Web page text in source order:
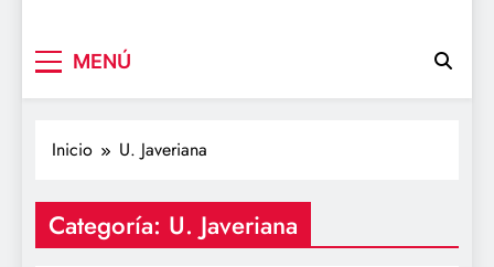
MENÚ
Inicio U. Javeriana
Categoría: U. Javeriana